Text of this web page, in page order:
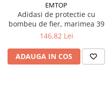
Plinta si accesorii
Izolatori parchet
Profile trecere
Benzi adezive
Tencuieli decorative si vopsele
EMTOP
Adidasi de protectie cu
bombeu de fier, marimea 39
146,82 Lei
ADAUGA IN COS